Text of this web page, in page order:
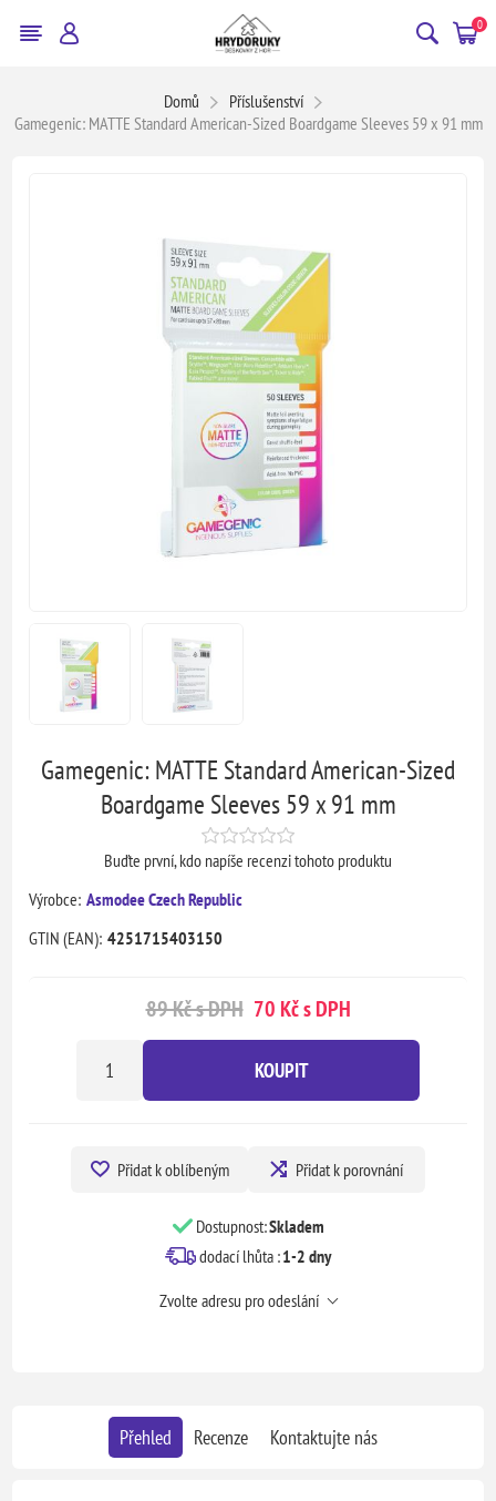
0
Domů
Příslušenství
Gamegenic: MATTE Standard American-Sized Boardgame Sleeves 59 x 91 mm
Gamegenic: MATTE Standard American-Sized
Boardgame Sleeves 59 x 91 mm
Buďte první, kdo napíše recenzi tohoto produktu
Výrobce: Asmodee Czech Republic
GTIN (EAN): 4251715403150
89 Kč s DPH 70 Kč s DPH
KOUPIT
Přidat k oblíbeným Přidat k porovnání
Dostupnost:Skladem
dodací lhůta :1-2 dny
Zvolte adresu pro odeslání
Přehled Recenze Kontaktujte nás